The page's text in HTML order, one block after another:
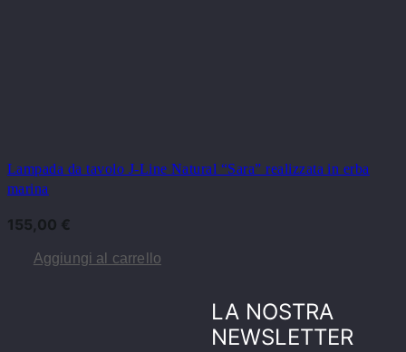
Lampada da tavolo J-Line Natural “Sara” realizzata in erba
marina
155,00 €
Aggiungi al carrello
LA NOSTRA
NEWSLETTER